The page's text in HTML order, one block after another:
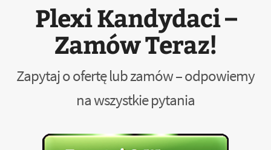
Plexi Kandydaci –
Zamów Teraz!
Zapytaj o ofertę lub zamów – odpowiemy
na wszystkie pytania